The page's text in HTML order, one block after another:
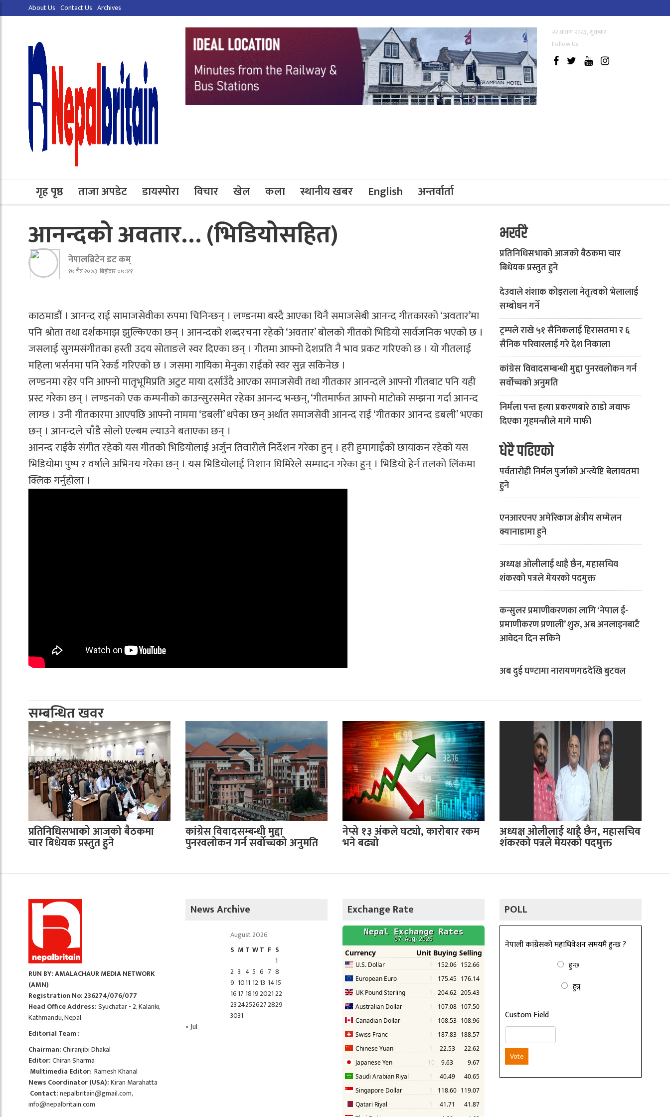
About Us Contact Us Archives
२२ श्रावण २०८३, शुक्रबार
Follow Us
गृह पृष्ठ ताजा अपडेट डायस्पोरा विचार खेल कला स्थानीय खबर English अन्तर्वार्ता
आनन्दको अवतार… (भिडियोसहित)
नेपालब्रिटेन डट कम्
१७ चैत्र २०७३, बिहीबार ०७:४१
काठमाडौं । आनन्द राई सामाजसेवीका रुपमा चिनिन्छन् । लण्डनमा बस्दै आएका यिनै समाजसेबी आनन्द गीतकारको ‘अवतार’मा
पनि श्रोता तथा दर्शकमाझ झुल्किएका छन् । आनन्दको शब्दरचना रहेको ‘अवतार’ बोलको गीतको भिडियो सार्वजनिक भएको छ ।
जसलाई सुगमसंगीतका हस्ती उदय सोताङले स्वर दिएका छन् । गीतमा आफ्नो देशप्रति नै भाव प्रकट गरिएको छ । यो गीतलाई
महिला भर्सनमा पनि रेकर्ड गरिएको छ । जसमा गायिका मेनुका राईको स्वर सुन्न सकिनेछ ।
लण्डनमा रहेर पनि आफ्नो मातृभूमिप्रति अटुट माया दर्साउँदै आएका समाजसेवी तथा गीतकार आनन्दले आफ्नो गीतबाट पनि यही
प्रस्ट गरेका छन् । लण्डनको एक कम्पनीको काउन्सुरसमेत रहेका आनन्द भन्छन्, ‘गीतमार्फत आफ्नो माटोको सम्झना गर्दा आनन्द
लाग्छ । उनी गीतकारमा आएपछि आफ्नो नाममा ‘डबली’ थपेका छन् अर्थात समाजसेवी आनन्द राई ‘गीतकार आनन्द डबली’ भएका
छन् । आनन्दले चाँडै सोलो एल्बम ल्याउने बताएका छन् ।
आनन्द राईकै संगीत रहेको यस गीतको भिडियोलाई अर्जुन तिवारीले निर्देशन गरेका हुन् । हरी हुमागाइँको छायांकन रहेको यस
भिडियोमा पुष्प र वर्षाले अभिनय गरेका छन् । यस भिडियोलाई निशान घिमिरेले सम्पादन गरेका हुन् । भिडियो हेर्न तलको लिंकमा
क्लिक गर्नुहोला ।
भर्खरै
प्रतिनिधिसभाको आजको बैठकमा चार
बिधेयक प्रस्तुत हुने
देउवाले शंशाक कोइराला नेतृत्वको भेलालाई
सम्बोधन गर्ने
ट्रम्पले राखे ५१ सैनिकलाई हिरासतमा र ६
सैनिक परिवारलाई गरे देश निकाला
कांग्रेस विवादसम्बन्धी मुद्दा पुनरवलोकन गर्न
सर्वोच्चको अनुमति
निर्मला पन्त हत्या प्रकरणबारे ठाडो जवाफ
दिएका गृहमन्त्रीले मागे माफी
धेरै पढिएको
पर्वतारोही निर्मल पुर्जाको अन्त्येष्टि बेलायतमा
हुने
एनआरएनए अमेरिकाज क्षेत्रीय सम्मेलन
क्यानाडामा हुने
अध्यक्ष ओलीलाई थाहै छैन, महासचिव
शंकरको पत्रले मेयरको पदमुक्त
कन्सुलर प्रमाणीकरणका लागि ‘नेपाल ई-
प्रमाणीकरण प्रणाली’ शुरु, अब अनलाइनबाटै
आवेदन दिन सकिने
अब दुई घण्टामा नारायणगढदेखि बुटवल
सम्बन्धित खवर
प्रतिनिधिसभाको आजको बैठकमा
चार बिधेयक प्रस्तुत हुने
कांग्रेस विवादसम्बन्धी मुद्दा
पुनरवलोकन गर्न सर्वोच्चको अनुमति
नेप्से १३ अंकले घट्यो, कारोबार रकम
भने बढ्यो
अध्यक्ष ओलीलाई थाहै छैन, महासचिव
शंकरको पत्रले मेयरको पदमुक्त
RUN BY: AMALACHAUR MEDIA NETWORK
(AMN)
Registration No: 236274/076/077
Head Office Address:Syuchatar - 2, Kalanki,
Kathmandu, Nepal
Editorial Team :
Chairman:Chiranjibi Dhakal
Editor:Chiran Sharma
Multimedia Editor: Ramesh Khanal
News Coordinator (USA):Kiran Marahatta
Contact:nepalbritain@gmail.com,
info@nepalbritain.com
News Archive
August 2026
S M T WT F S
1
2 3 4 5 6 7 8
9 1011 12 13 1415
1617 1819202122
23242526272829
3031
« Jul
Exchange Rate POLL
नेपाली कांग्रेसको महाधिवेशन समयमै हुन्छ ?
हुन्छ
हुन्न्
Custom Field
Vote